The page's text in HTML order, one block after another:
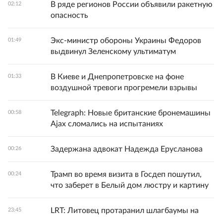
02:12
В ряде регионов России объявили ракетную
опасность
01:49
Экс-министр обороны Украины Федоров
выдвинул Зеленскому ультиматум
01:33
В Киеве и Днепропетровске на фоне
воздушной тревоги прогремели взрывы
00:58
Telegraph: Новые британские бронемашины
Ajax сломались на испытаниях
00:26 Задержана адвокат Надежда Ерусланова
00:24
Трамп во время визита в Госдеп пошутил,
что заберет в Белый дом люстру и картину
23:45
LRT: Литовец протаранил шлагбаумы на